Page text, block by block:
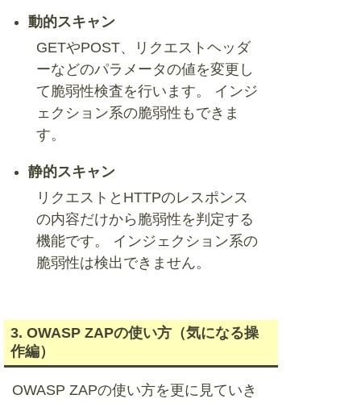
動的スキャン
GETやPOST、リクエストヘッダ
ーなどのパラメータの値を変更し
て脆弱性検査を行います。 インジ
ェクション系の脆弱性もできま
す。
静的スキャン
リクエストとHTTPのレスポンス
の内容だけから脆弱性を判定する
機能です。 インジェクション系の
脆弱性は検出できません。
3. OWASP ZAPの使い方（気になる操
作編）
OWASP ZAPの使い方を更に見ていき